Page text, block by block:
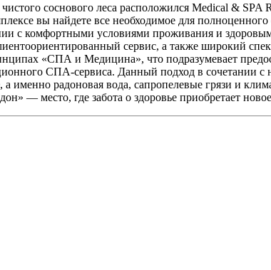
соснового леса расположился Medical &
вы найдете все необходимое для
с комфортными условиями проживания и
сервис, а также широкий
«СПА и Медицина», что подразумевает
СПА-сервиса. Данный подход в сочетании
радоновая вода, сапропелевые грязи и
— место, где забота о здоровье приобретает